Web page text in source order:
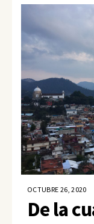
OCTUBRE 26, 2020
De la